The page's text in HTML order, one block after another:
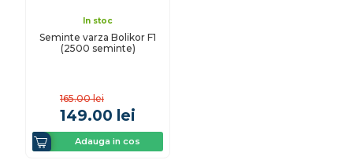
In stoc
Seminte varza Bolikor F1
(2500 seminte)
165.00 lei
149.00 lei
Adauga in cos